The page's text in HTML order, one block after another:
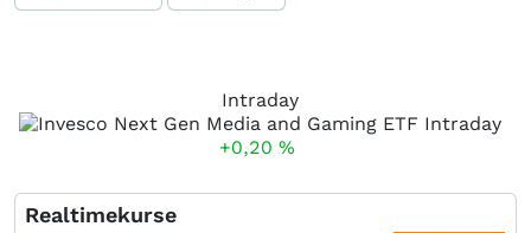
Intraday
+0,20 %
Realtimekurse